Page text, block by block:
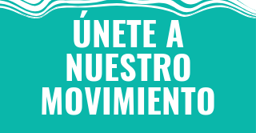
ÚNETE A
NUESTRO
MOVIMIENTO